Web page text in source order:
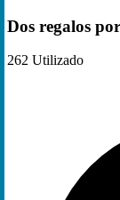
Dos regalos
262 Utilizado